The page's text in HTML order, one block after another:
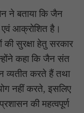
ने बताया कि जैन
आक्रोशित है।
की सुरक्षा हेतु सरकार
कहा कि जैन संत
व्यतीत करते हैं तथा
नहीं करते, इसलिए
की महत्वपूर्ण